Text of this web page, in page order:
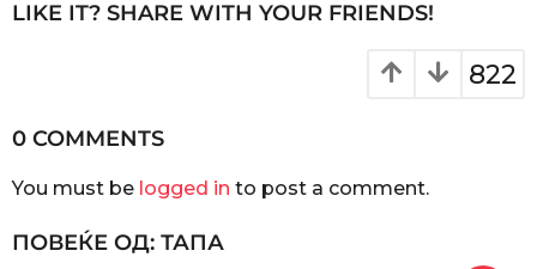
P
n
t
i
o
LIKE IT? SHARE WITH YOUR FRIENDS!
822
0 COMMENTS
You must be logged in to post a comment.
ПОВЕЌЕ ОД: ТАПА